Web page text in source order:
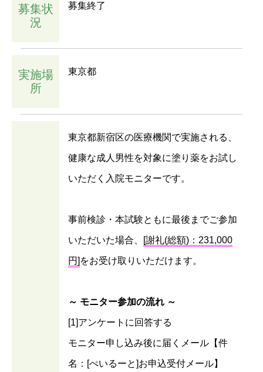
募集状
況
募集終了
実施場
所
東京都
東京都新宿区の医療機関で実施される、
健康な成人男性を対象に塗り薬をお試し
いただく入院モニターです。
事前検診・本試験ともに最後までご参加
いただいた場合、 [謝礼(総額)：231,000
円] をお受け取りいただけます。
～ モニター参加の流れ ～
[1]アンケートに回答する
モニター申し込み後に届くメール【件
名：[ぺいるーと]お申込受付メール】